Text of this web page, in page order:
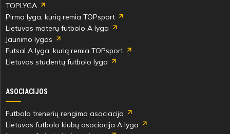
TOPLYGA
Pirma lyga, kurią remia TOPsport
Lietuvos moterų futbolo A lyga
Jaunimo lygos
Futsal A lyga, kurią remia TOPsport
Lietuvos studentų futbolo lyga
ASOCIACIJOS
Futbolo trenerių rengimo asociacija
Lietuvos futbolo klubų asociacija A lyga